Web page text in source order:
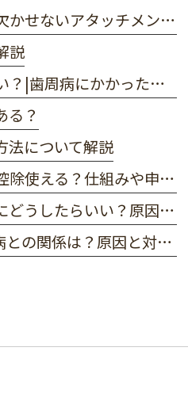
インビザライン成功に欠かせないアタッチメントとは？
説
歯周病は治る？治らない？|歯周病にかかったときの正しい対処法や予防法を解説
る？
法について解説
除使える？仕組みや申請の方法を解説
どうしたらいい？ 原因や考えられる病気・治し方を解説
口臭が気になる...歯周病との関係は？原因と対策について